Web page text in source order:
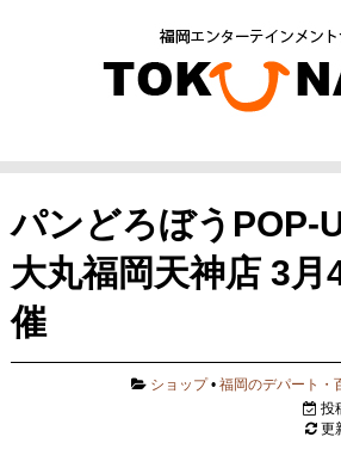
パンどろぼうPOP-
大丸福岡天神店 3月
催
ショップ•福岡のデパート・
投
更